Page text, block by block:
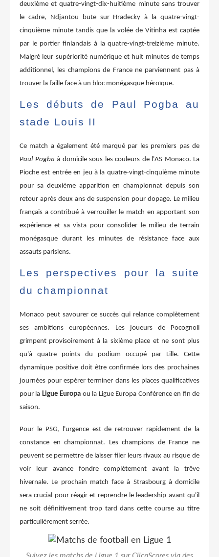
deuxième et quatre-vingt-dix-huitième minute sans trouver
le cadre, Ndjantou bute sur Hradecky à la quatre-vingt-
cinquième minute tandis que la volée de Vitinha est captée
par le portier finlandais à la quatre-vingt-treizième minute.
Malgré leur supériorité numérique et huit minutes de temps
additionnel, les champions de France ne parviennent pas à
trouver la faille face à un bloc monégasque héroïque.
Les débuts de Paul Pogba au
stade Louis II
Ce match a également été marqué par les premiers pas de
Paul Pogba à domicile sous les couleurs de l'AS Monaco. La
Pioche est entrée en jeu à la quatre-vingt-cinquième minute
pour sa deuxième apparition en championnat depuis son
retour après deux ans de suspension pour dopage. Le milieu
français a contribué à verrouiller le match en apportant son
expérience et sa vista pour consolider le milieu de terrain
monégasque durant les minutes de résistance face aux
assauts parisiens.
Les perspectives pour la suite
du championnat
Monaco peut savourer ce succès qui relance complètement
ses ambitions européennes. Les joueurs de Pocognoli
grimpent provisoirement à la sixième place et ne sont plus
qu'à quatre points du podium occupé par Lille. Cette
dynamique positive doit être confirmée lors des prochaines
journées pour espérer terminer dans les places qualificatives
pour la Ligue Europa ou la Ligue Europa Conférence en fin de
saison.
Pour le PSG, l'urgence est de retrouver rapidement de la
constance en championnat. Les champions de France ne
peuvent se permettre de laisser filer leurs rivaux au risque de
voir leur avance fondre complètement avant la trêve
hivernale. Le prochain match face à Strasbourg à domicile
sera crucial pour réagir et reprendre le leadership avant qu'il
ne soit définitivement trop tard dans cette course au titre
particulièrement serrée.
Suivez les matchs de Ligue 1 sur ClicnScores via des